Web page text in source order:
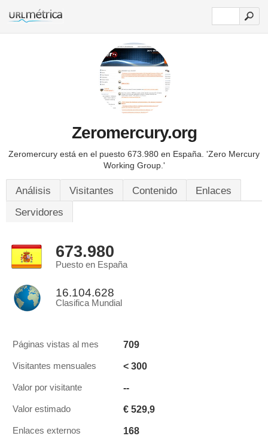
Zeromercury.org
Zeromercury está en el puesto 673.980 en España. 'Zero Mercury
Working Group.'
Análisis Visitantes Contenido
Enlaces
Servidores
673.980
Puesto en España
16.104.628
Clasifica Mundial
Páginas vistas al mes 709
Visitantes mensuales < 300
Valor por visitante --
Valor estimado € 529,9
Enlaces externos 168